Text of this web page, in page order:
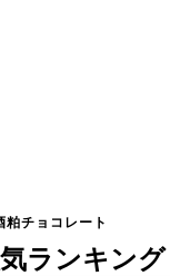
粕チョコレート
ランキング